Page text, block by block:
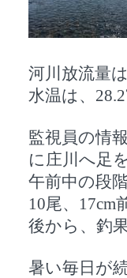
河川放流量
水温は、
監視員の情
に庄川へ足
午前中の段
10尾、17cm
後から、釣
暑い毎日が